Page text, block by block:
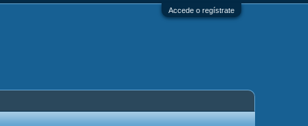
Accede o regístrate